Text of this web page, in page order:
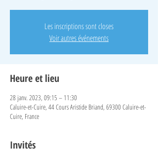
Les inscriptions sont closes
Voir autres événements
Heure et lieu
28 janv. 2023, 09:15 – 11:30
Caluire-et-Cuire, 44 Cours Aristide Briand, 69300 Caluire-et-
Cuire, France
Invités